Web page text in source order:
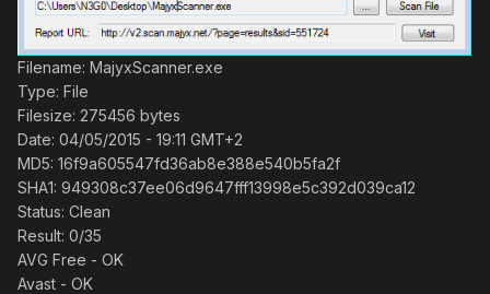
Filename: MajyxScanner.exe
Type: File
Filesize: 275456 bytes
Date: 04/05/2015 - 19:11 GMT+2
MD5: 16f9a605547fd36ab8e388e540b5fa2f
SHA1: 949308c37ee06d9647fff13998e5c392d039ca12
Status: Clean
Result: 0/35
AVG Free - OK
Avast - OK